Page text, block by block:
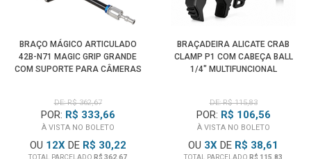
BRAÇO MÁGICO ARTICULADO
42B-N71 MAGIC GRIP GRANDE
COM SUPORTE PARA CÂMERAS
DE: R$ 362,67
POR: R$ 333,66
À VISTA NO BOLETO
OU 12XDE R$ 30,22
TOTAL PARCELADO R$ 362,67
BRAÇADEIRA ALICATE CRAB
CLAMP P1 COM CABEÇA BALL
1/4" MULTIFUNCIONAL
DE: R$ 115,83
POR: R$ 106,56
À VISTA NO BOLETO
OU 3X DE R$ 38,61
TOTAL PARCELADO R$ 115,83